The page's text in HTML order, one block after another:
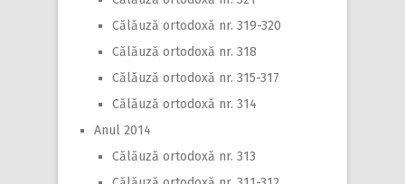
Călăuză ortodoxă nr. 319-320
Călăuză ortodoxă nr. 318
Călăuză ortodoxă nr. 315-317
Călăuză ortodoxă nr. 314
Anul 2014
Călăuză ortodoxă nr. 313